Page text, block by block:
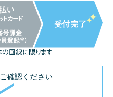
ご確認ください